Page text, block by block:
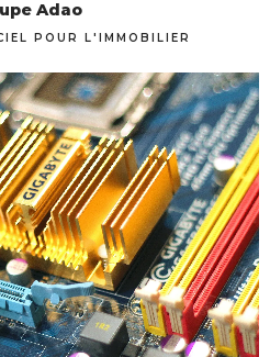
Adao
POUR L'IMMOBILIER